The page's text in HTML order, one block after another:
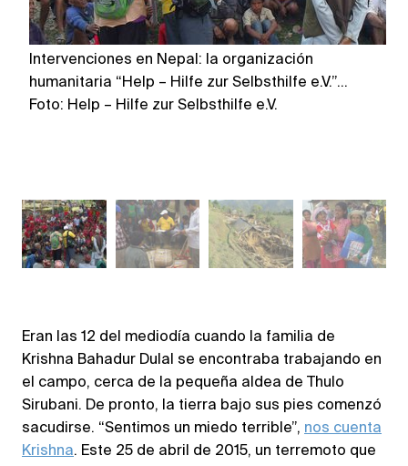
Intervenciones en Nepal: la organización
humanitaria “Help – Hilfe zur Selbsthilfe e.V.”…
Foto: Help – Hilfe zur Selbsthilfe e.V.
Eran las 12 del mediodía cuando la familia de
Krishna Bahadur Dulal se encontraba trabajando en
el campo, cerca de la pequeña aldea de Thulo
Sirubani. De pronto, la tierra bajo sus pies comenzó
sacudirse. “Sentimos un miedo terrible”, nos cuenta
Krishna. Este 25 de abril de 2015, un terremoto que